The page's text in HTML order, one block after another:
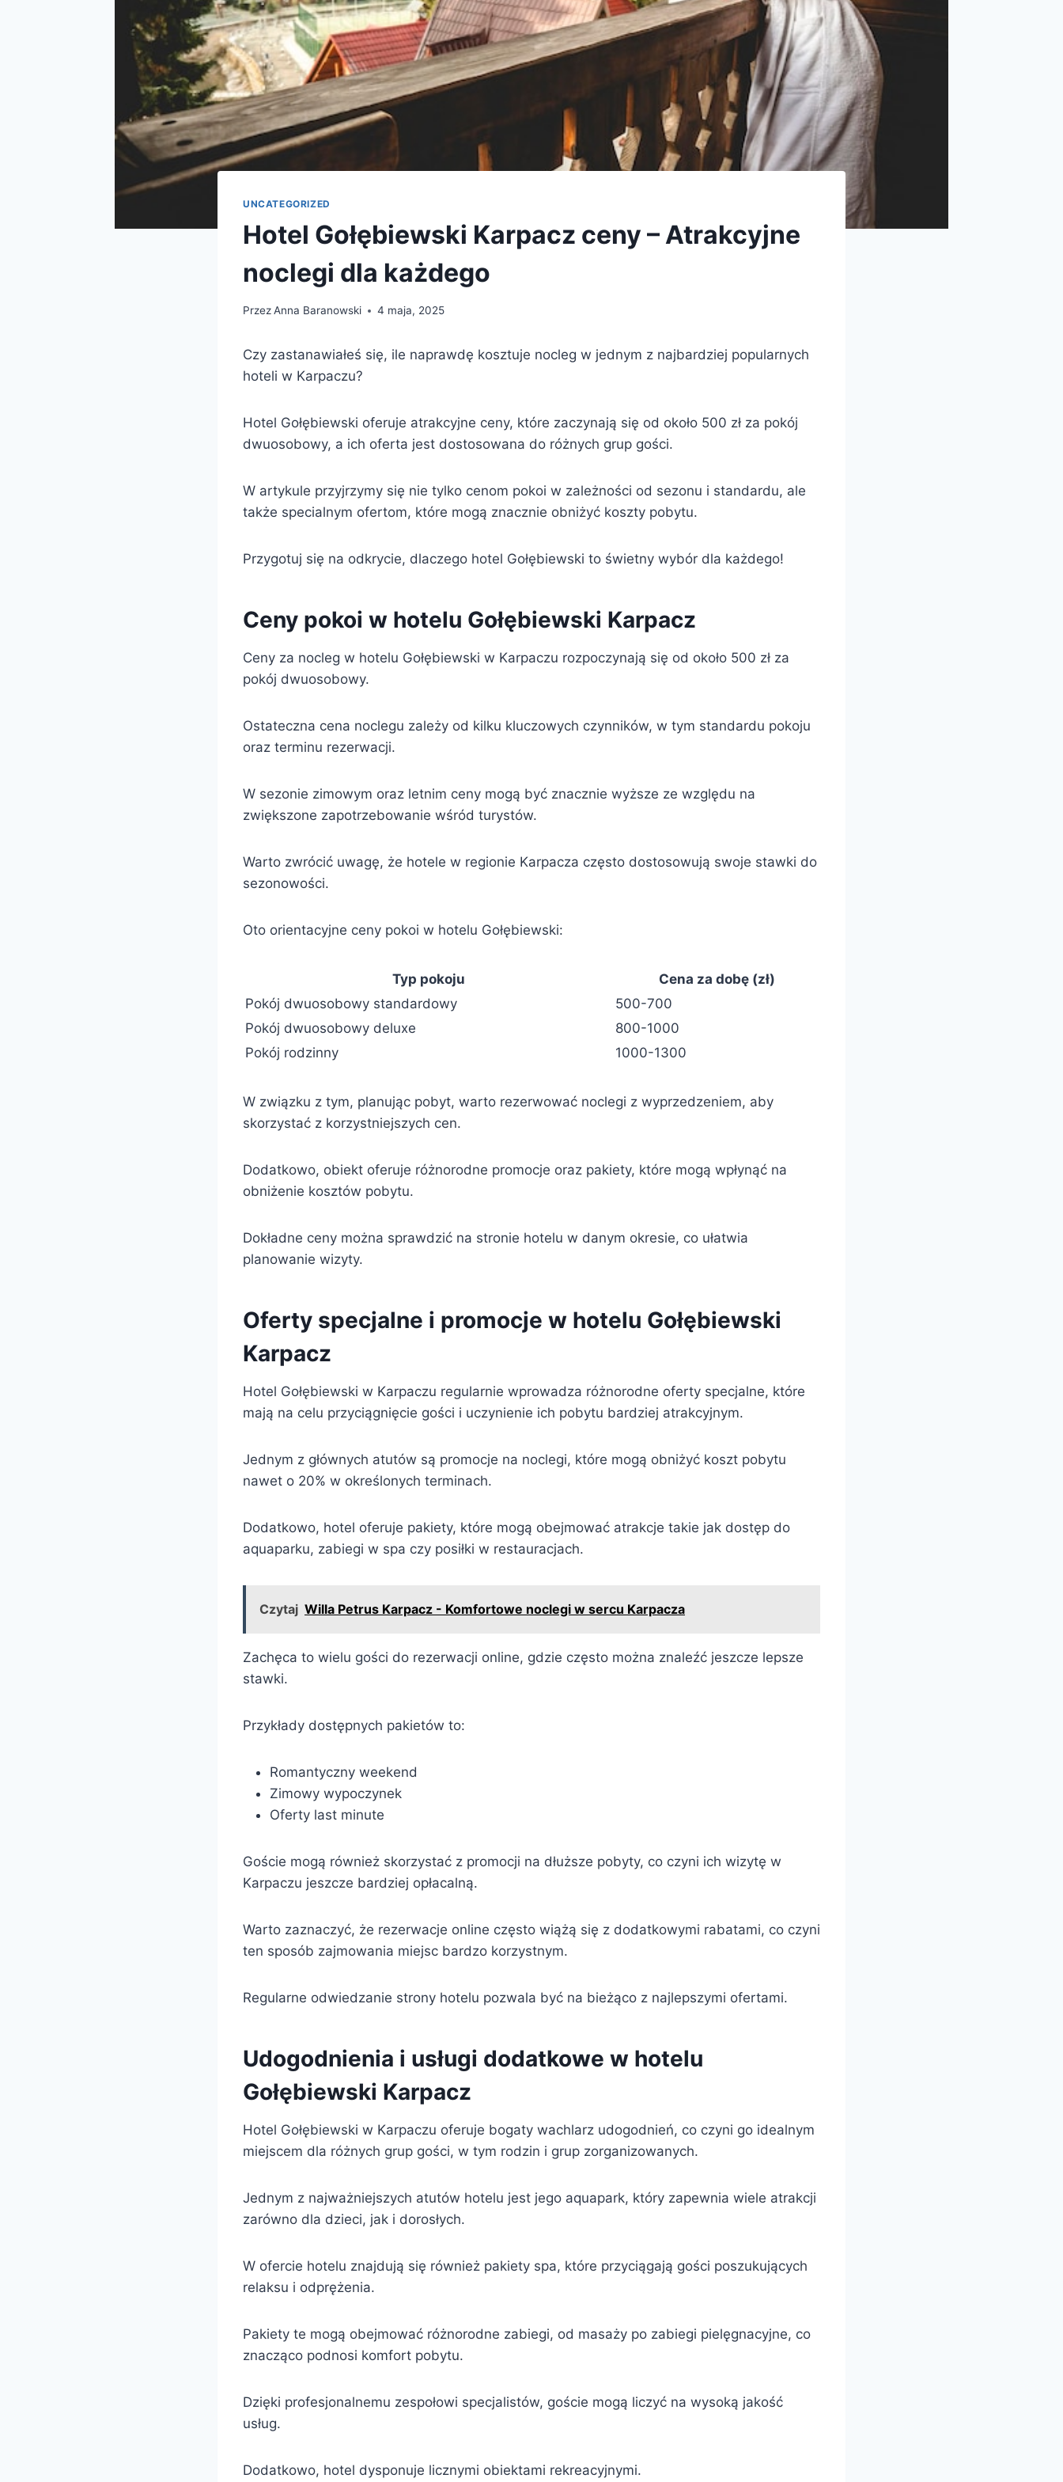
UNCATEGORIZED
Hotel Gołębiewski Karpacz ceny – Atrakcyjne
noclegi dla każdego
PrzezAnna Baranowski 4 maja, 2025
Czy zastanawiałeś się, ile naprawdę kosztuje nocleg w jednym z najbardziej popularnych
hoteli w Karpaczu?
Hotel Gołębiewski oferuje atrakcyjne ceny, które zaczynają się od około 500 zł za pokój
dwuosobowy, a ich oferta jest dostosowana do różnych grup gości.
W artykule przyjrzymy się nie tylko cenom pokoi w zależności od sezonu i standardu, ale
także specialnym ofertom, które mogą znacznie obniżyć koszty pobytu.
Przygotuj się na odkrycie, dlaczego hotel Gołębiewski to świetny wybór dla każdego!
Ceny pokoi w hotelu Gołębiewski Karpacz
Ceny za nocleg w hotelu Gołębiewski w Karpaczu rozpoczynają się od około 500 zł za
pokój dwuosobowy.
Ostateczna cena noclegu zależy od kilku kluczowych czynników, w tym standardu pokoju
oraz terminu rezerwacji.
W sezonie zimowym oraz letnim ceny mogą być znacznie wyższe ze względu na
zwiększone zapotrzebowanie wśród turystów.
Warto zwrócić uwagę, że hotele w regionie Karpacza często dostosowują swoje stawki do
sezonowości.
Oto orientacyjne ceny pokoi w hotelu Gołębiewski:
Typ pokoju
Cena za dobę (zł)
Pokój dwuosobowy standardowy
500-700
Pokój dwuosobowy deluxe
800-1000
Pokój rodzinny
1000-1300
W związku z tym, planując pobyt, warto rezerwować noclegi z wyprzedzeniem, aby
skorzystać z korzystniejszych cen.
Dodatkowo, obiekt oferuje różnorodne promocje oraz pakiety, które mogą wpłynąć na
obniżenie kosztów pobytu.
Dokładne ceny można sprawdzić na stronie hotelu w danym okresie, co ułatwia
planowanie wizyty.
Oferty specjalne i promocje w hotelu Gołębiewski
Karpacz
Hotel Gołębiewski w Karpaczu regularnie wprowadza różnorodne oferty specjalne, które
mają na celu przyciągnięcie gości i uczynienie ich pobytu bardziej atrakcyjnym.
Jednym z głównych atutów są promocje na noclegi, które mogą obniżyć koszt pobytu
nawet o 20% w określonych terminach.
Dodatkowo, hotel oferuje pakiety, które mogą obejmować atrakcje takie jak dostęp do
aquaparku, zabiegi w spa czy posiłki w restauracjach.
Czytaj Willa Petrus Karpacz - Komfortowe noclegi w sercu Karpacza
Zachęca to wielu gości do rezerwacji online, gdzie często można znaleźć jeszcze lepsze
stawki.
Przykłady dostępnych pakietów to:
Romantyczny weekend
Zimowy wypoczynek
Oferty last minute
Goście mogą również skorzystać z promocji na dłuższe pobyty, co czyni ich wizytę w
Karpaczu jeszcze bardziej opłacalną.
Warto zaznaczyć, że rezerwacje online często wiążą się z dodatkowymi rabatami, co czyni
ten sposób zajmowania miejsc bardzo korzystnym.
Regularne odwiedzanie strony hotelu pozwala być na bieżąco z najlepszymi ofertami.
Udogodnienia i usługi dodatkowe w hotelu
Gołębiewski Karpacz
Hotel Gołębiewski w Karpaczu oferuje bogaty wachlarz udogodnień, co czyni go idealnym
miejscem dla różnych grup gości, w tym rodzin i grup zorganizowanych.
Jednym z najważniejszych atutów hotelu jest jego aquapark, który zapewnia wiele atrakcji
zarówno dla dzieci, jak i dorosłych.
W ofercie hotelu znajdują się również pakiety spa, które przyciągają gości poszukujących
relaksu i odprężenia.
Pakiety te mogą obejmować różnorodne zabiegi, od masaży po zabiegi pielęgnacyjne, co
znacząco podnosi komfort pobytu.
Dzięki profesjonalnemu zespołowi specjalistów, goście mogą liczyć na wysoką jakość
usług.
Dodatkowo, hotel dysponuje licznymi obiektami rekreacyjnymi.